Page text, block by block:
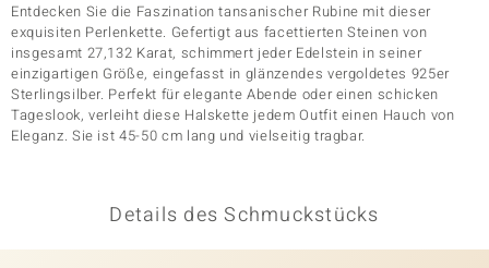
Entdecken Sie die Faszination tansanischer Rubine mit dieser
exquisiten Perlenkette. Gefertigt aus facettierten Steinen von
insgesamt 27,132 Karat, schimmert jeder Edelstein in seiner
einzigartigen Größe, eingefasst in glänzendes vergoldetes 925er
Sterlingsilber. Perfekt für elegante Abende oder einen schicken
Tageslook, verleiht diese Halskette jedem Outfit einen Hauch von
Eleganz. Sie ist 45-50 cm lang und vielseitig tragbar.
Details des Schmuckstücks